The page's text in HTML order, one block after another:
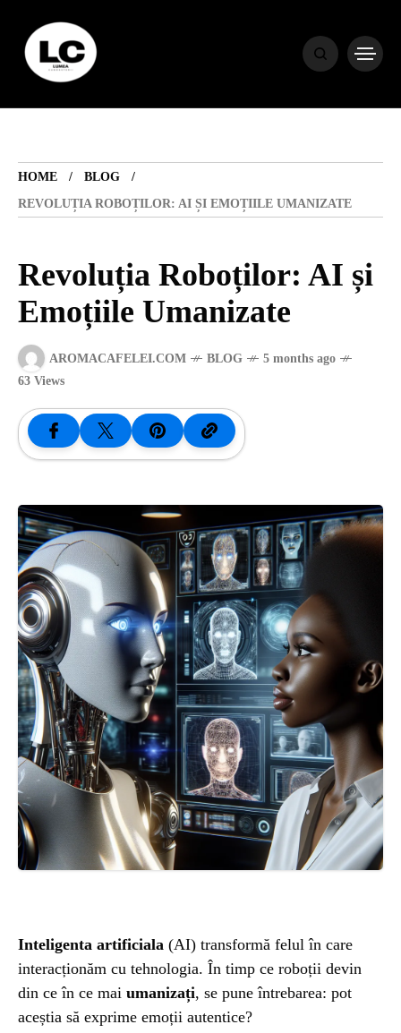
HOME
BLOG
REVOLUȚIA ROBOȚILOR: AI ȘI EMOȚIILE UMANIZATE
Revoluția Roboților: AI și
Emoțiile Umanizate
AROMACAFELEI.COM BLOG
5 months ago
63 Views
Inteligenta artificiala (AI) transformă felul în care
interacționăm cu tehnologia. În timp ce roboții devin
din ce în ce mai umanizați, se pune întrebarea: pot
aceștia să exprime emoții autentice?
HOME
BLOG
HOROSCOP
ENGLISH
CONTENT
TRAVEL
SANATATE
SI
INGRIJIRE
ISTORIE
NATURĂ
STIRI
ȘTIINȚA
ANIMALE
OAMENI
INSTALEAZ